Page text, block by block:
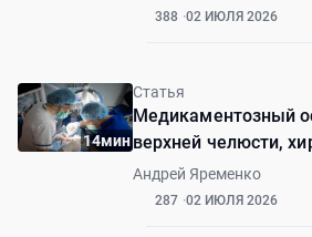
опыт
388 02 ИЮЛЯ 2026
14мин
Статья
Медикаментозный
верхней челюсти,
лечение
Андрей Яременко
287 02 ИЮЛЯ 2026